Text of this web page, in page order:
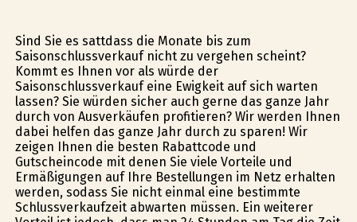
Sind Sie es sattdass die Monate bis zum
Saisonschlussverkauf nicht zu vergehen scheint?
Kommt es Ihnen vor als würde der
Saisonschlussverkauf eine Ewigkeit auf sich warten
lassen? Sie würden sicher auch gerne das ganze Jahr
durch von Ausverkäufen profitieren? Wir werden Ihnen
dabei helfen das ganze Jahr durch zu sparen! Wir
zeigen Ihnen die besten Rabattcode und
Gutscheincode mit denen Sie viele Vorteile und
Ermäßigungen auf Ihre Bestellungen im Netz erhalten
werden, sodass Sie nicht einmal eine bestimmte
Schlussverkaufzeit abwarten müssen. Ein weiterer